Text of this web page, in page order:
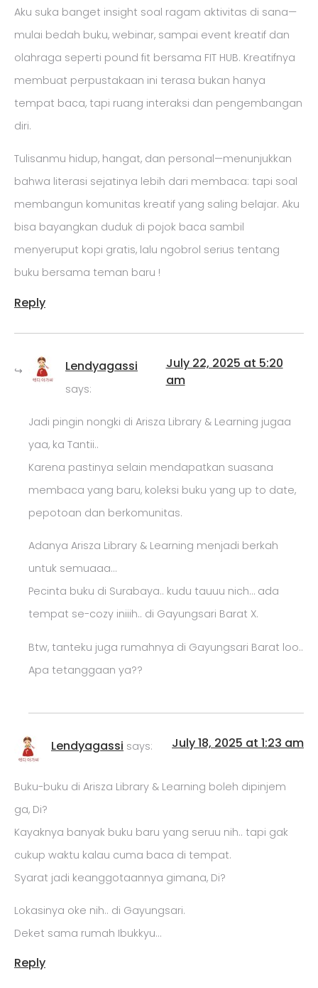
Aku suka banget insight soal ragam aktivitas di sana—
mulai bedah buku, webinar, sampai event kreatif dan
olahraga seperti pound fit bersama FIT HUB. Kreatifnya
membuat perpustakaan ini terasa bukan hanya
tempat baca, tapi ruang interaksi dan pengembangan
diri.
Tulisanmu hidup, hangat, dan personal—menunjukkan
bahwa literasi sejatinya lebih dari membaca: tapi soal
membangun komunitas kreatif yang saling belajar. Aku
bisa bayangkan duduk di pojok baca sambil
menyeruput kopi gratis, lalu ngobrol serius tentang
buku bersama teman baru !
Reply
Lendyagassi
says:
July 22, 2025 at 5:20
am
Jadi pingin nongki di Arisza Library & Learning jugaa
yaa, ka Tantii..
Karena pastinya selain mendapatkan suasana
membaca yang baru, koleksi buku yang up to date,
pepotoan dan berkomunitas.
Adanya Arisza Library & Learning menjadi berkah
untuk semuaaa…
Pecinta buku di Surabaya.. kudu tauuu nich… ada
tempat se-cozy iniiih.. di Gayungsari Barat X.
Btw, tanteku juga rumahnya di Gayungsari Barat loo..
Apa tetanggaan ya??
Lendyagassi says: July 18, 2025 at 1:23 am
Buku-buku di Arisza Library & Learning boleh dipinjem
ga, Di?
Kayaknya banyak buku baru yang seruu nih.. tapi gak
cukup waktu kalau cuma baca di tempat.
Syarat jadi keanggotaannya gimana, Di?
Lokasinya oke nih.. di Gayungsari.
Deket sama rumah Ibukkyu…
Reply